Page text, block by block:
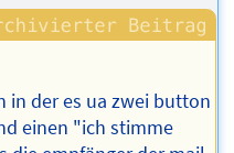
in der es ua zwei button
einen "ich stimme